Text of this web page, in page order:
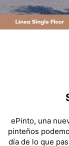
ePinto, una
pinteños
día de lo que